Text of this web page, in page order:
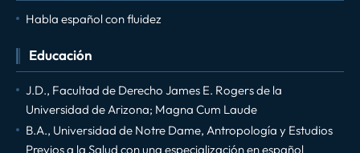
Habla español con fluidez
Educación
J.D., Facultad de Derecho James E. Rogers de la
Universidad de Arizona; Magna Cum Laude
B.A., Universidad de Notre Dame, Antropología y Estudios
Previos a la Salud con una especialización en español